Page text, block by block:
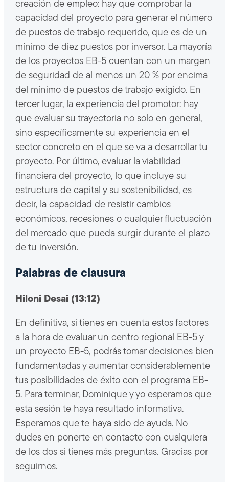
creación de empleo: hay que comprobar la
capacidad del proyecto para generar el número
de puestos de trabajo requerido, que es de un
mínimo de diez puestos por inversor. La mayoría
de los proyectos EB-5 cuentan con un margen
de seguridad de al menos un 20 % por encima
del mínimo de puestos de trabajo exigido. En
tercer lugar, la experiencia del promotor: hay
que evaluar su trayectoria no solo en general,
sino específicamente su experiencia en el
sector concreto en el que se va a desarrollar tu
proyecto. Por último, evaluar la viabilidad
financiera del proyecto, lo que incluye su
estructura de capital y su sostenibilidad, es
decir, la capacidad de resistir cambios
económicos, recesiones o cualquier fluctuación
del mercado que pueda surgir durante el plazo
de tu inversión.
Palabras de clausura
Hiloni Desai (13:12)
En definitiva, si tienes en cuenta estos factores
a la hora de evaluar un centro regional EB-5 y
un proyecto EB-5, podrás tomar decisiones bien
fundamentadas y aumentar considerablemente
tus posibilidades de éxito con el programa EB-
5. Para terminar, Dominique y yo esperamos que
esta sesión te haya resultado informativa.
Esperamos que te haya sido de ayuda. No
dudes en ponerte en contacto con cualquiera
de los dos si tienes más preguntas. Gracias por
seguirnos.